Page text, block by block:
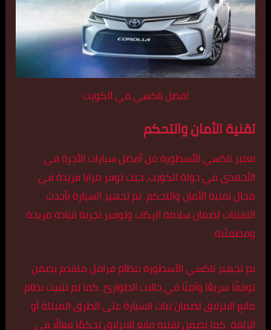
افضل تاكسي في الكويت
تقنية الأمان والتحكم
تعتبر تاكسي الأسطورة من أفضل سيارات الأجرة في
الأحمدي في دولة الكويت، حيث توفر مزايا فريدة في
مجال تقنية الأمان والتحكم. تم تجهيز السيارة بأحدث
التقنيات لضمان سلامة الركاب وتوفير تجربة قيادة مريحة
ومطمئنة.
تم تجهيز تاكسي الأسطورة بنظام فرامل متقدم يضمن
توقفًا سريعًا وآمنًا في حالات الطوارئ. كما تم تثبيت نظام
مانع الانزلاق لضمان ثبات السيارة على الطرق المبللة أو
الزلقة. كما تضمن تقنية مانع الانزلاق تحكمًا فعالًا في